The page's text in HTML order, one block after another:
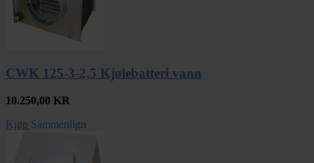
CWK 125-3-2,5 Kjølebatteri vann
10.250,00 KR
Kjøp Sammenlign